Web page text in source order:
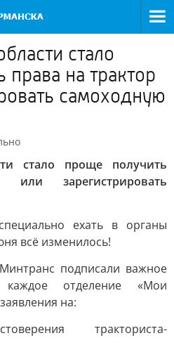
стало
на трактор
самоходную
стало проще получить
зарегистрировать
ехать в органы
всё изменилось!
подписали важное
каждое отделение «Мои
на:
тракториста-